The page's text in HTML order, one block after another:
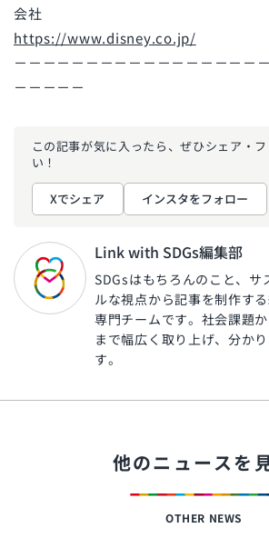
会社
https://www.disney.co.jp/
－－－－－－－－－－－－－－－－－
－－－－－
この記事が気に入ったら、ぜひシェア・
い！
Xでシェア インスタをフォロー
Link with SDGs編集部
SDGsはもちろんのこと、サ
ルな視点から記事を制作す
専門チームです。社会課題
まで幅広く取り上げ、分か
す。
他のニュースを
OTHER NEWS